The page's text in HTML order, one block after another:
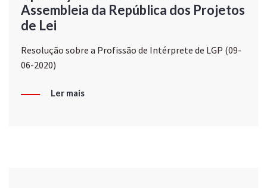
Assembleia da República dos Projetos
de Lei
Resolução sobre a Profissão de Intérprete de LGP (09-
06-2020)
Ler mais